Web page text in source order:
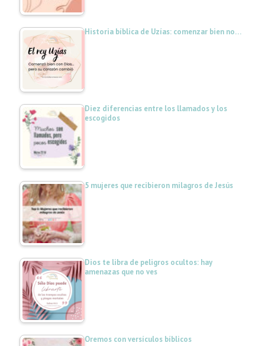
Historia bíblica de Uzías: comenzar bien no…
Diez diferencias entre los llamados y los
escogidos
5 mujeres que recibieron milagros de Jesús
Dios te libra de peligros ocultos: hay
amenazas que no ves
Oremos con versículos bíblicos